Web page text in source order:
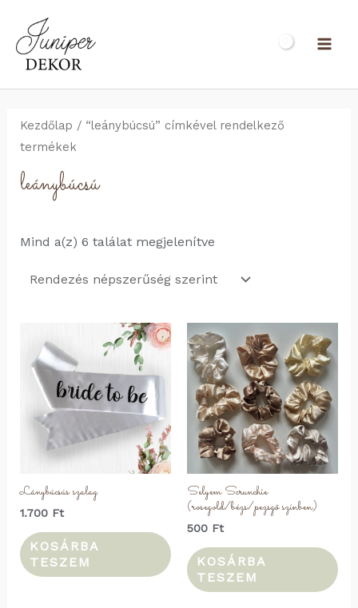
content
Kezdőlap / “leánybúcsú” címkével rendelkező
termékek
leánybúcsú
Mind a(z) 6 találat megjelenítveSorted
Lánybúcsús szalag
1.700 Ft
KOSÁRBA
TESZEM
Selyem Scrunchie
(rosegold/bézs/pezsgő színben)
500 Ft
KOSÁRBA
TESZEM